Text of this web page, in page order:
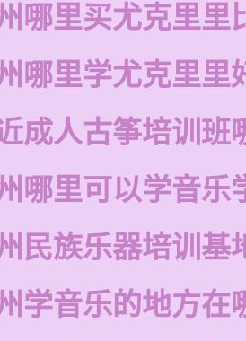
哪里买尤克里里
哪里学尤克里里
成人古筝培训班
哪里可以学音乐
民族乐器培训基
学音乐的地方在